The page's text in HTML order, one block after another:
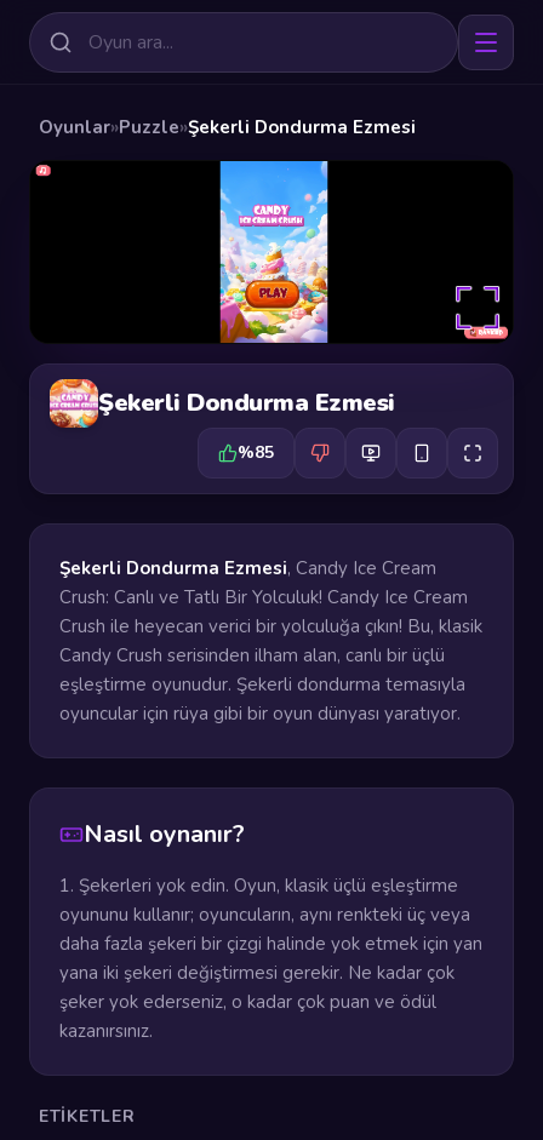
Oyunlar»Puzzle»Şekerli Dondurma Ezmesi
Şekerli Dondurma Ezmesi
%85
Şekerli Dondurma Ezmesi, Candy Ice Cream
Crush: Canlı ve Tatlı Bir Yolculuk! Candy Ice Cream
Crush ile heyecan verici bir yolculuğa çıkın! Bu, klasik
Candy Crush serisinden ilham alan, canlı bir üçlü
eşleştirme oyunudur. Şekerli dondurma temasıyla
oyuncular için rüya gibi bir oyun dünyası yaratıyor.
Nasıl oynanır?
1. Şekerleri yok edin. Oyun, klasik üçlü eşleştirme
oyununu kullanır; oyuncuların, aynı renkteki üç veya
daha fazla şekeri bir çizgi halinde yok etmek için yan
yana iki şekeri değiştirmesi gerekir. Ne kadar çok
şeker yok ederseniz, o kadar çok puan ve ödül
kazanırsınız.
ETIKETLER